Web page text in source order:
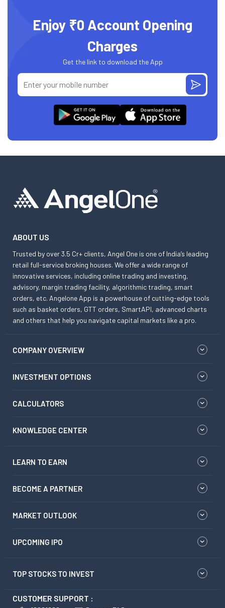
Enjoy ₹0 Account Opening
Charges
Get the link to download the App
ABOUT US
Trusted by over 3.5 Cr+ clients, Angel One is one of India’s leading
retail full-service broking houses. We offer a wide range of
innovative services, including online trading and investing,
advisory, margin trading facility, algorithmic trading, smart
orders, etc. Angelone App is a powerhouse of cutting-edge tools
such as basket orders, GTT orders, SmartAPI, advanced charts
and others that help you navigate capital markets like a pro.
COMPANY OVERVIEW
INVESTMENT OPTIONS
CALCULATORS
KNOWLEDGE CENTER
LEARN TO EARN
BECOME A PARTNER
MARKET OUTLOOK
UPCOMING IPO
TOP STOCKS TO INVEST
CUSTOMER SUPPORT :